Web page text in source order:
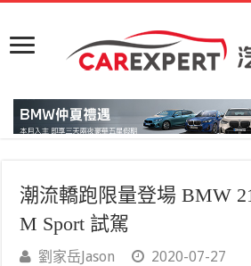
潮流轎跑限量登場 BMW
M Sport 試駕
劉家岳Jason
2020-07-27